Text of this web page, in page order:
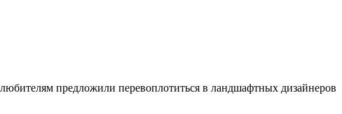
предложили перевоплотиться в ландшафтных дизайнеров